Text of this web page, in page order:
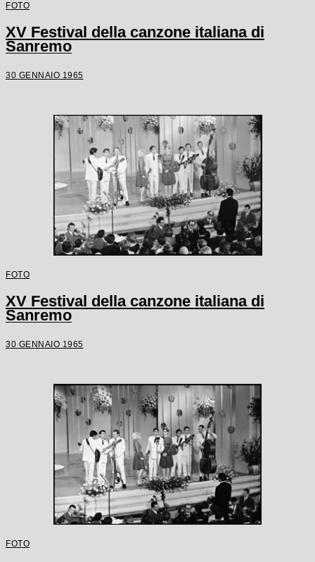
FOTO
XV Festival della canzone italiana di
Sanremo
30 GENNAIO 1965
FOTO
XV Festival della canzone italiana di
Sanremo
30 GENNAIO 1965
FOTO